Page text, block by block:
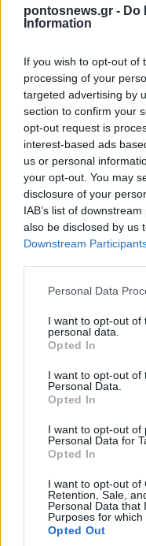
pontosnews.gr - Do
Information
If you wish to opt-out of
processing of your
targeted advertising by
section to confirm your
opt-out request is
interest-based ads
us or personal
your opt-out. You may
disclosure of your
IAB’s list of
also be disclosed by us
Downstream
Please note that this
not limited to your visit
grant or deny consent
use your data for below
consent section.
Personal Data
I want to opt-out of
personal data.
Opted In
I want to opt-out of
Personal Data.
Opted In
I want to opt-out of
Personal Data for
Opted In
I want to opt-out of
Retention, Sale,
Personal Data that
Purposes for which
Opted Out
Υεμένη: Οι Χούθι
νεκροί στη
6/08/2026 - 11:55μμ
ΚΟΣΜΟΣ
αποχώρησης στο
6/08/2026 - 10:22μμ